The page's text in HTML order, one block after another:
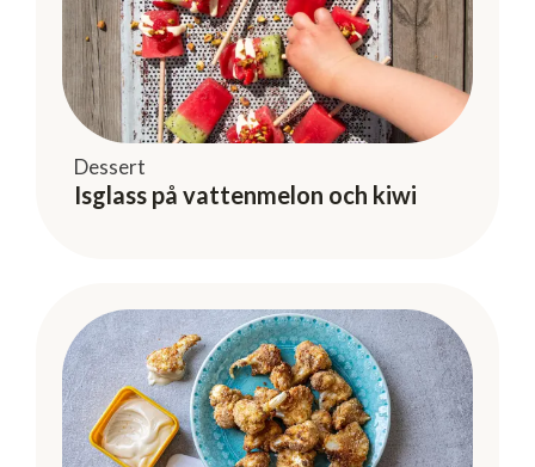
Dessert
Isglass på vattenmelon och kiwi